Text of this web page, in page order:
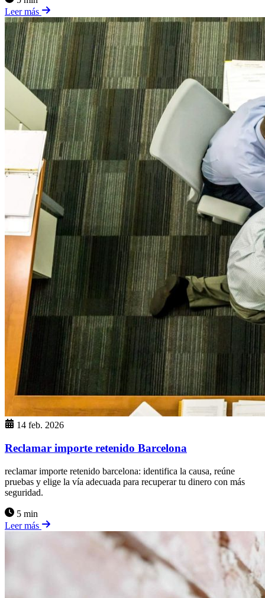
Leer más
14 feb. 2026
Reclamar importe retenido Barcelona
reclamar importe retenido barcelona: identifica la causa, reúne
pruebas y elige la vía adecuada para recuperar tu dinero con más
seguridad.
5 min
Leer más